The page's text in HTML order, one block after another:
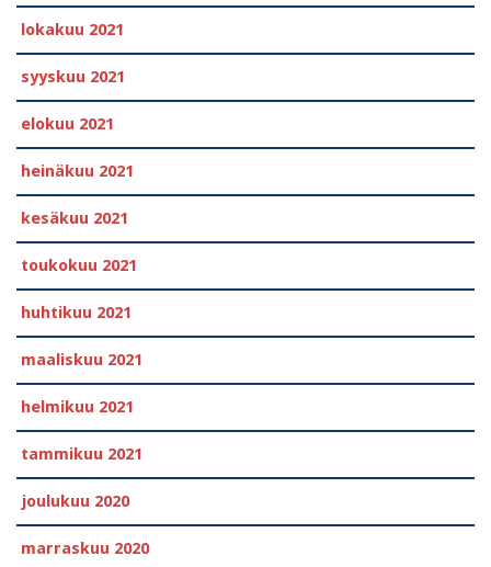
lokakuu 2021
syyskuu 2021
elokuu 2021
heinäkuu 2021
kesäkuu 2021
toukokuu 2021
huhtikuu 2021
maaliskuu 2021
helmikuu 2021
tammikuu 2021
joulukuu 2020
marraskuu 2020